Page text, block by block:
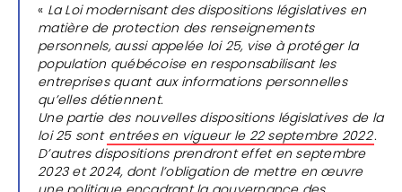
« La Loi modernisant des dispositions législatives en
matière de protection des renseignements
personnels, aussi appelée loi 25, vise à protéger la
population québécoise en responsabilisant les
entreprises quant aux informations personnelles
qu’elles détiennent.
Une partie des nouvelles dispositions législatives de la
loi 25 sont entrées en vigueur le 22 septembre 2022.
D’autres dispositions prendront effet en septembre
2023 et 2024, dont l’obligation de mettre en œuvre